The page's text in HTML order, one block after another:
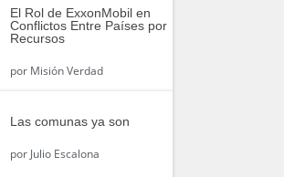
El Rol de ExxonMobil en
Conflictos Entre Países por
Recursos
porMisión Verdad
Las comunas ya son
porJulio Escalona